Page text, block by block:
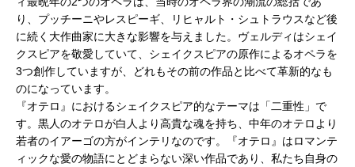
り、プッチーニやレスピーギ、リヒャルト・シュトラウスなど後
に続く大作曲家に大きな影響を与えました。ヴェルディはシェイ
クスピアを敬愛していて、シェイクスピアの原作によるオペラを
3つ創作していますが、どれもその前の作品と比べて革新的なも
のになっています。
『オテロ』におけるシェイクスピア的なテーマは「二重性」で
す。黒人のオテロが白人より高貴な魂を持ち、中年のオテロより
若者のイアーゴの方がインテリなのです。『オテロ』はロマンテ
ィックな愛の物語にとどまらない深い作品であり、私たち自身の